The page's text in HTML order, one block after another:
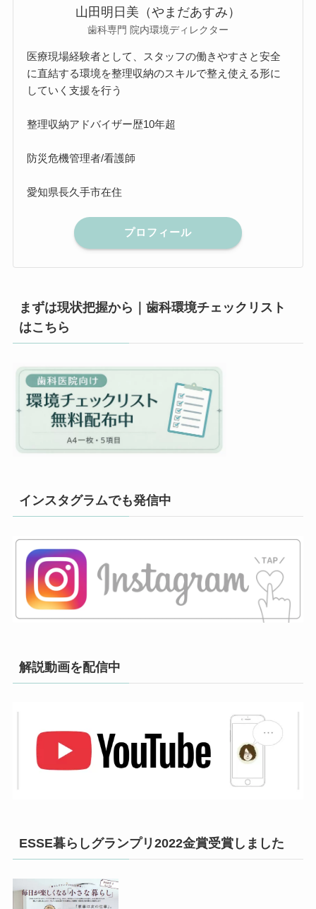
山田明日美（やまだあすみ）
歯科専門 院内環境ディレクター
医療現場経験者として、スタッフの働きやすさと安全
に直結する環境を整理収納のスキルで整え使える形に
していく支援を行う
整理収納アドバイザー歴10年超
防災危機管理者/看護師
愛知県長久手市在住
プロフィール
まずは現状把握から｜歯科環境チェックリスト
はこちら
インスタグラムでも発信中
解説動画を配信中
ESSE暮らしグランプリ2022金賞受賞しました